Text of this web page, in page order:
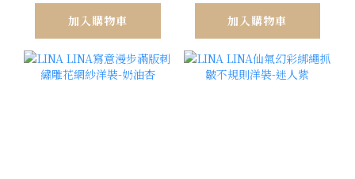
加入購物車 加入購物車